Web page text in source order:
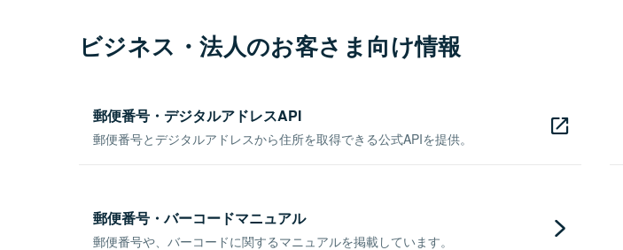
ビジネス・法人のお客さま向け情報
郵便番号・デジタルアドレスAPI
郵便番号とデジタルアドレスから住所を取得できる公式APIを提供。
郵便番号・バーコードマニュアル
郵便番号や、バーコードに関するマニュアルを掲載しています。